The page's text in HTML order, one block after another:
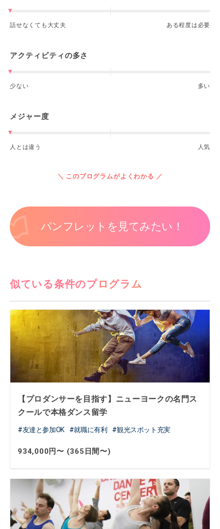
話せなくても大丈夫 ある程度は必要
アクティビティの多さ
少ない 多い
メジャー度
人とは違う 人気
＼ このプログラムがよくわかる ／
パンフレットを見てみたい！
似ている条件のプログラム
【プロダンサーを目指す】ニューヨークの名門ス
クールで本格ダンス留学
友達と参加OK 就職に有利 観光スポット充実
934,000円〜 (365日間〜)